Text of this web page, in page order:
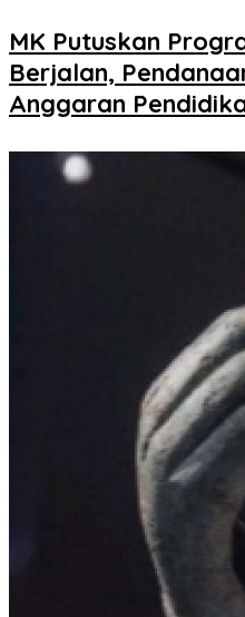
MK Putuskan
Berjalan,
Anggaran